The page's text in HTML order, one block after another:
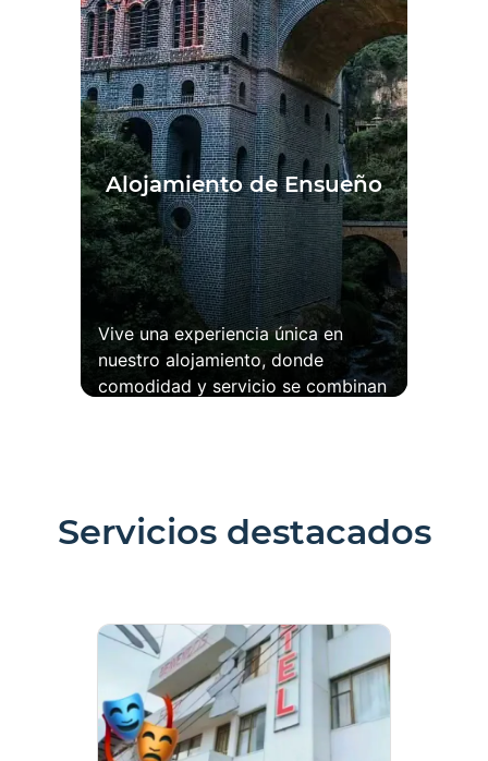
Alojamiento de Ensueño
Vive una experiencia única en
nuestro alojamiento, donde
comodidad y servicio se combinan
tu descanso será lo más
importante durante tu visita.
Servicios destacados